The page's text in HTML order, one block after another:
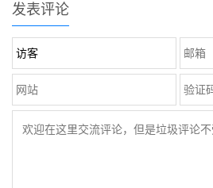
发表评论